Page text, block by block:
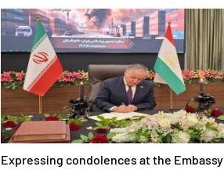
Expressing condolences at the Embassy